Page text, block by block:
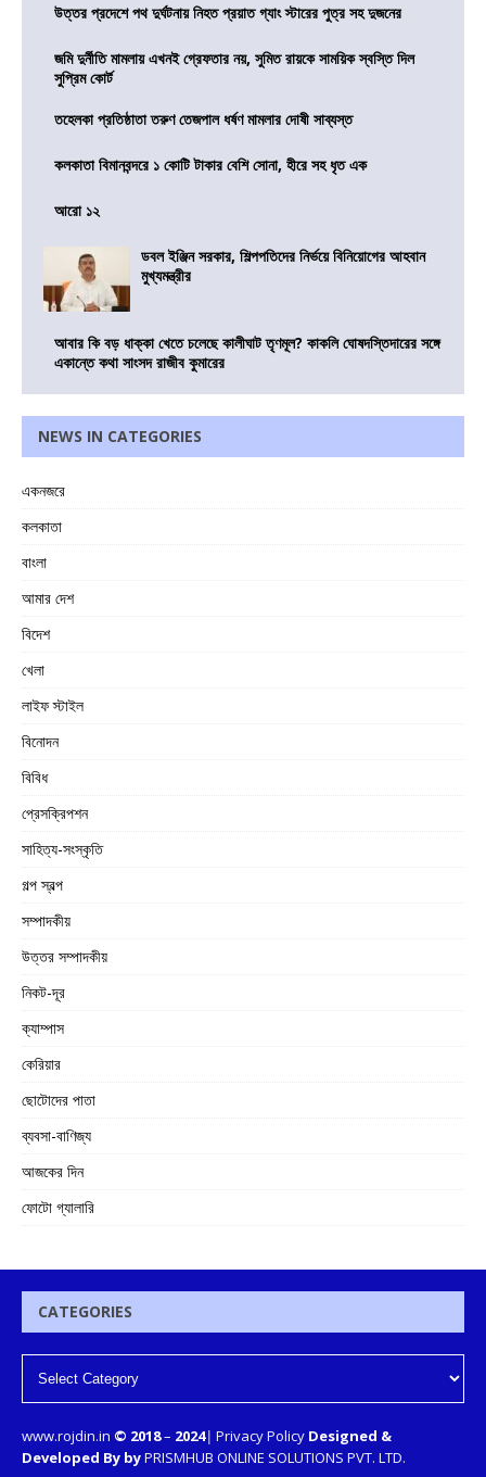
উত্তর প্রদেশে পথ দুর্ঘটনায় নিহত প্রয়াত গ্যাং স্টারের পুত্র সহ দুজনের
জমি দুর্নীতি মামলায় এখনই গ্রেফতার নয়, সুমিত রায়কে সাময়িক স্বস্তি দিল
সুপ্রিম কোর্ট
তহেলকা প্রতিষ্ঠাতা তরুণ তেজপাল ধর্ষণ মামলার দোষী সাব্যস্ত
কলকাতা বিমানবন্দরে ১ কোটি টাকার বেশি সোনা, হীরে সহ ধৃত এক
আরো ১২
ডবল ইঞ্জিন সরকার, শিল্পপতিদের নির্ভয়ে বিনিয়োগের আহবান
মুখ্যমন্ত্রীর
আবার কি বড় ধাক্কা খেতে চলেছে কালীঘাট তৃণমূল? কাকলি ঘোষদস্তিদারের সঙ্গে
একান্তে কথা সাংসদ রাজীব কুমারের
NEWS IN CATEGORIES
একনজরে
কলকাতা
বাংলা
আমার দেশ
বিদেশ
খেলা
লাইফ স্টাইল
বিনোদন
বিবিধ
প্রেসক্রিপশন
সাহিত্য-সংস্কৃতি
গল্প স্বল্প
সম্পাদকীয়
উত্তর সম্পাদকীয়
নিকট-দূর
ক্যাম্পাস
কেরিয়ার
ছোটোদের পাতা
ব্যবসা-বাণিজ্য
আজকের দিন
ফোটো গ্যালারি
CATEGORIES
www.rojdin.in © 2018– 2024| Privacy Policy Designed &
Developed By byPRISMHUB ONLINE SOLUTIONS PVT. LTD.